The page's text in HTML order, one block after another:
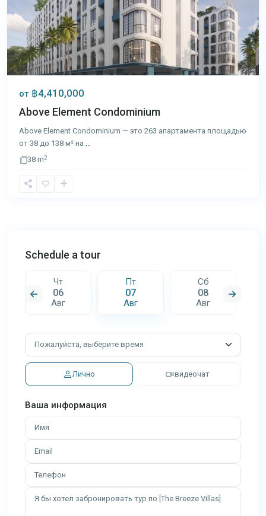
от ฿4,410,000
Above Element Condominium
Above Element Condominium — это 263 апартамента площадью
от 38 до 138 м² на
38 m2
Schedule a tour
Чт
06
Авг
Пт
07
Авг
Сб
08
Авг
Лично видеочат
Ваша информация